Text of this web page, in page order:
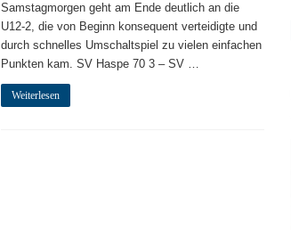
Samstagmorgen geht am Ende deutlich an die
U12-2, die von Beginn konsequent verteidigte und
durch schnelles Umschaltspiel zu vielen einfachen
Punkten kam. SV Haspe 70 3 – SV …
Weiterlesen